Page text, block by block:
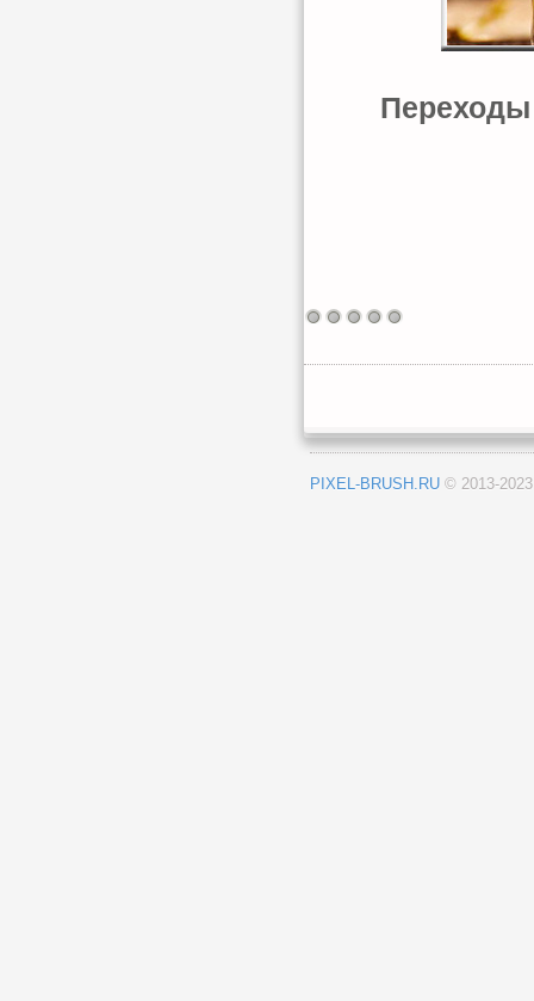
PIXEL-BRUSH.RU © 2013-